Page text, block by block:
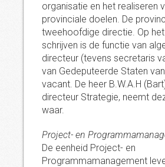
organisatie en het realiseren
provinciale doelen. De
tweehoofdige directie. Op
schrijven is de functie van
directeur (tevens secretaris
van Gedeputeerde Staten
vacant. De heer B.W.A.H
directeur Strategie, neemt
waar.
Project- en
De eenheid Project- en
Programmamanagement